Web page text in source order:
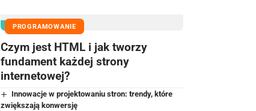
PROGRAMOWANIE
Czym jest HTML i jak tworzy
fundament każdej strony
internetowej?
Innowacje w projektowaniu stron: trendy, które
zwiększają konwersję